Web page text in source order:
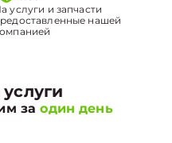
услуги и запчасти
нашей
заодин день